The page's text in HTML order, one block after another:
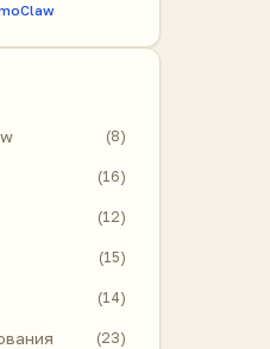
(8)
(16)
(12)
(15)
(14)
(23)